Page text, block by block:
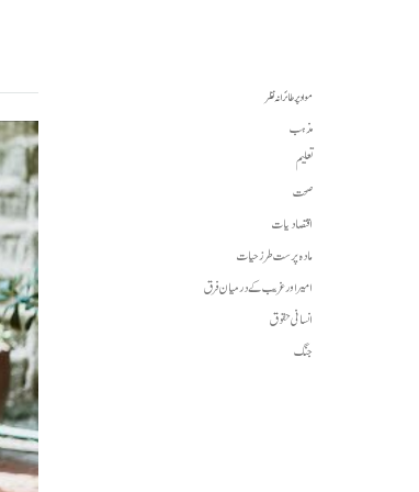
مواد پر طائرانہ نظر
مذہب
تعلیم
صحت
اقتصادیات
مادہ پرست طرز حیات
امیر اور غریب کے درمیان فرق
انسانی حقوق
جنگ